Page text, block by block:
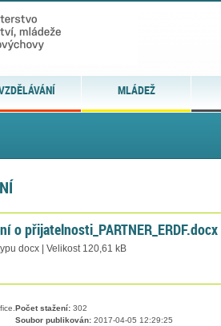
MLÁDEŽ
o přijatelnosti_PARTNER_ERDF.docx
docx | Velikost 120,61 kB
Počet stažení:302
Soubor publikován:2017-04-05 12:29:25